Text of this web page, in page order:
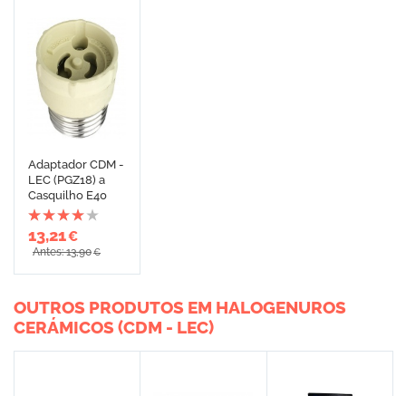
Adaptador CDM -
LEC (PGZ18) a
Casquilho E40
13,21€
Antes: 13,90€
OUTROS PRODUTOS EM HALOGENUROS
CERÁMICOS (CDM - LEC)